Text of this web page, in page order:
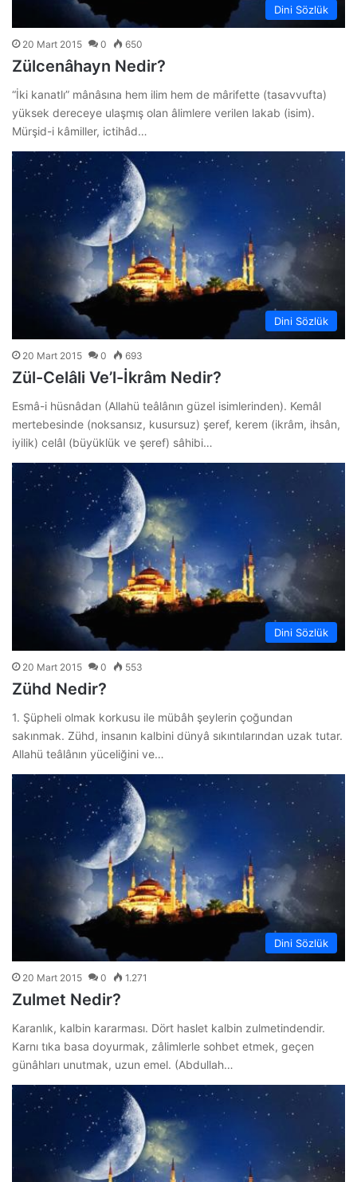
Dini Sözlük
20 Mart 2015 0 650
Zülcenâhayn Nedir?
“İki kanatlı” mânâsına hem ilim hem de mârifette (tasavvufta)
yüksek dereceye ulaşmış olan âlimlere verilen lakab (isim).
Mürşid-i kâmiller, ictihâd…
Dini Sözlük
20 Mart 2015 0 693
Zül-Celâli Ve’l-İkrâm Nedir?
Esmâ-i hüsnâdan (Allahü teâlânın güzel isimlerinden). Kemâl
mertebesinde (noksansız, kusursuz) şeref, kerem (ikrâm, ihsân,
iyilik) celâl (büyüklük ve şeref) sâhibi…
Dini Sözlük
20 Mart 2015 0 553
Zühd Nedir?
1. Şüpheli olmak korkusu ile mübâh şeylerin çoğundan
sakınmak. Zühd, insanın kalbini dünyâ sıkıntılarından uzak tutar.
Allahü teâlânın yüceliğini ve…
Dini Sözlük
20 Mart 2015 0 1.271
Zulmet Nedir?
Karanlık, kalbin kararması. Dört haslet kalbin zulmetindendir.
Karnı tıka basa doyurmak, zâlimlerle sohbet etmek, geçen
günâhları unutmak, uzun emel. (Abdullah…